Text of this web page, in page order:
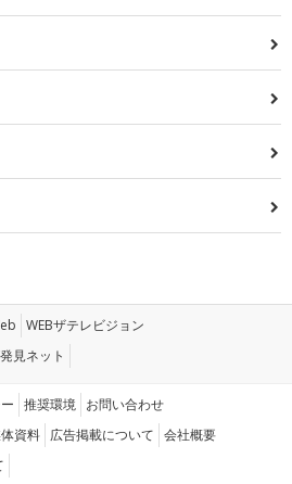
WEBザテレビジョン
見ネット
推奨環境 お問い合わせ
資料 広告掲載について 会社概要